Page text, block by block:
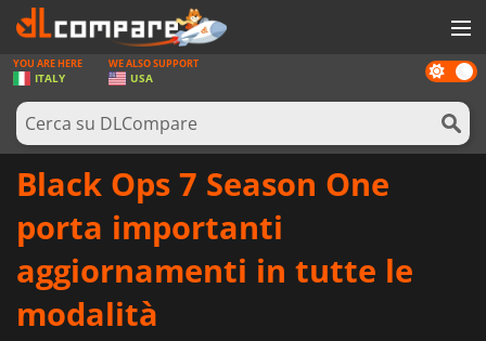
GIOCHI
PREPAGATE
SOFTWARE
HARDWARE
NOTIZIE
Dark
mode
YOU ARE HERE
ITALY
WE ALSO SUPPORT
USA
Black Ops 7 Season One
porta importanti
aggiornamenti in tutte le
modalità